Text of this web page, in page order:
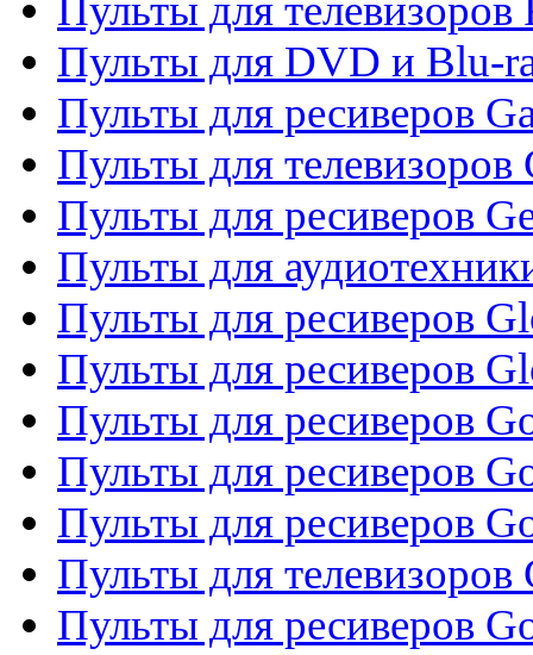
Пульты для телевизоров
Пульты для DVD и Blu-
Пульты для ресиверов
Пульты для телевизоров
Пульты для ресиверов
Пульты для
Пульты для ресиверов
Пульты для ресиверов
Пульты для ресиверов
Пульты для ресиверов
Пульты для ресиверов
Пульты для телевизоров
Пульты для ресиверов